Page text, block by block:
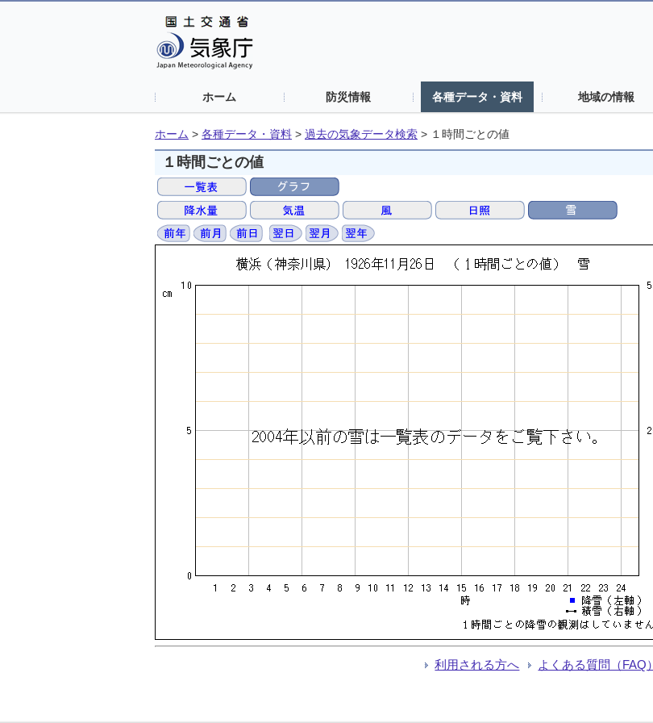
ホーム 防災情報 各種データ・資料 地域の情報
ホーム > 各種データ・資料 > 過去の気象データ検索 > １時間ごとの値
１時間ごとの値
利用される方へ よくある質問（FAQ）